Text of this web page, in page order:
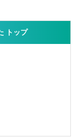
トップ